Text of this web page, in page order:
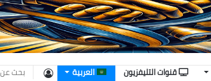
قنوات التليفزيون العربية
تسجيل